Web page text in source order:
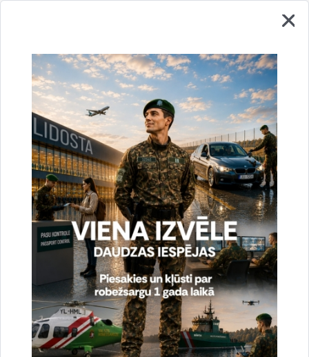
Drukāt lapu
Vai šī informācija bija noderīga?